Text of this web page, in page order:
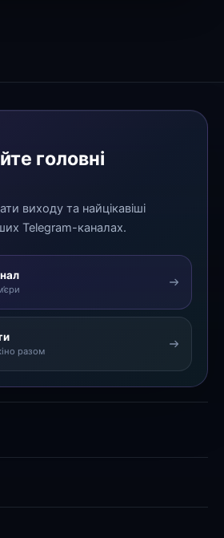
головні
виходу та найцікавіші
Telegram-каналах.
разом